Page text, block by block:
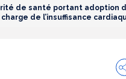
de santé portant adoption
de l’insuffisance